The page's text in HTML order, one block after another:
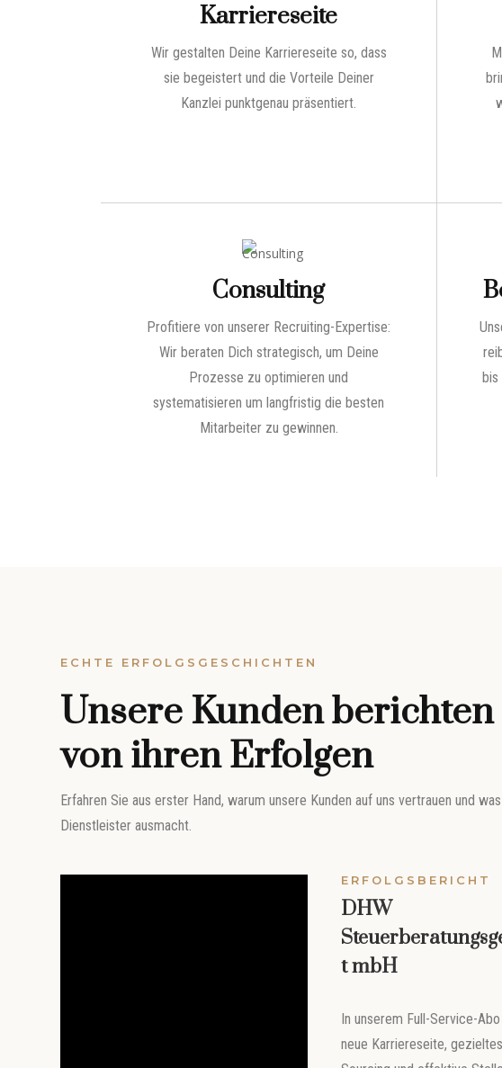
Karriereseite
Wir gestalten Deine Karriereseite so, dass
sie begeistert und die Vorteile Deiner
Kanzlei punktgenau präsentiert.
Consulting
Profitiere von unserer Recruiting-Expertise:
Wir beraten Dich strategisch, um Deine
Prozesse zu optimieren und
systematisieren um langfristig die besten
Mitarbeiter zu gewinnen.
bis
ECHTE ERFOLGSGESCHICHTEN
Unsere Kunden berichten
von ihren Erfolgen
Erfahren Sie aus erster Hand, warum unsere Kunden auf uns vertrauen und
Dienstleister ausmacht.
ERFOLGSBERICHT
DHW
t mbH
In unserem Full-Service-
neue Karriereseite,